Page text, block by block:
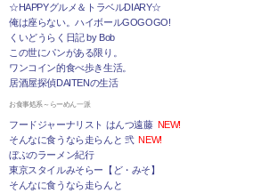
☆HAPPYグルメ＆トラベルDIARY☆
俺は座らない。ハイボールGOGOGO!
くいどうらく日記 by Bob
この世にパンがある限り。
ワンコイン的食べ歩き生活。
居酒屋探偵DAITENの生活
お食事処系～らーめん一派
フードジャーナリスト はんつ遠藤 NEW!
そんなに食うなら走らんと 弐 NEW!
ぼぶのラーメン紀行
東京スタイルみそらー【ど・みそ】
そんなに食うなら走らんと